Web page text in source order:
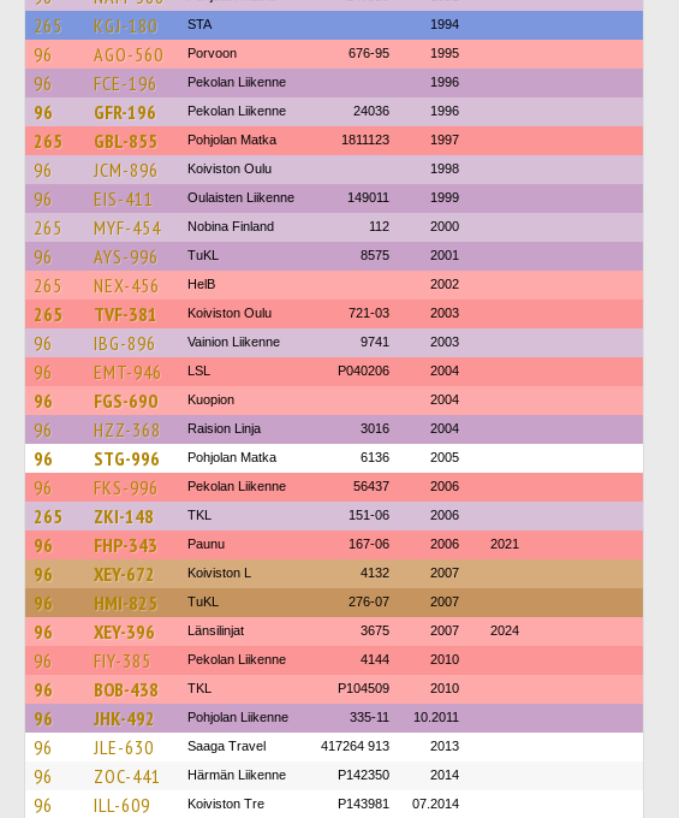
265 KGJ-180 STA 1994
96 AGO-560 Porvoon 676-95 1995
96 FCE-196 Pekolan Liikenne 1996
96 GFR-196 Pekolan Liikenne 24036 1996
265 GBL-855 Pohjolan Matka 1811123 1997
96 JCM-896 Koiviston Oulu 1998
96 EIS-411 Oulaisten Liikenne 149011 1999
265 MYF-454 Nobina Finland 112 2000
96 AYS-996 TuKL 8575 2001
265 NEX-456 HelB 2002
265 TVF-381 Koiviston Oulu 721-03 2003
96 IBG-896 Vainion Liikenne 9741 2003
96 EMT-946 LSL P040206 2004
96 FGS-690 Kuopion 2004
96 HZZ-368 Raision Linja 3016 2004
96 STG-996 Pohjolan Matka 6136 2005
96 FKS-996 Pekolan Liikenne 56437 2006
265 ZKI-148 TKL 151-06 2006
96 FHP-343 Paunu 167-06 2006 2021
96 XEY-672 Koiviston L 4132 2007
96 HMI-825 TuKL 276-07 2007
96 XEY-396 Länsilinjat 3675 2007 2024
96 FIY-385 Pekolan Liikenne 4144 2010
96 BOB-438 TKL P104509 2010
96 JHK-492 Pohjolan Liikenne 335-11 10.2011
96 JLE-630 Saaga Travel 417264 913 2013
96 ZOC-441 Härmän Liikenne P142350 2014
96 ILL-609 Koiviston Tre P143981 07.2014